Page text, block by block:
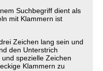
Suchbegriff dient als
mit Klammern ist
Zeichen lang sein und
den Unterstrich
spezielle Zeichen
Klammern zu